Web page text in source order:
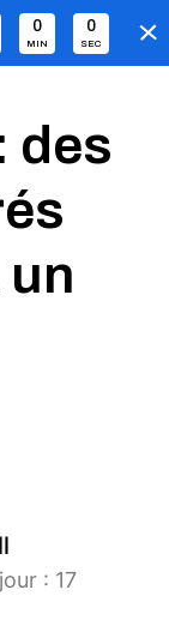
0
MIN
0
SEC
des
: 17